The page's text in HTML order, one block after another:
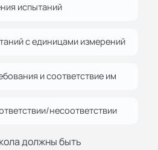
испытаний
с единицами измерений
и соответствие им
несоответствии
должны быть